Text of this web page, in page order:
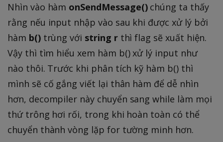
Nhìn vào hàm onSendMessage()chúng ta thấy
rằng nếu input nhập vào sau khi được xử lý bởi
hàm b()trùng với string rthì flag sẽ xuất hiện.
Vậy thì tìm hiểu xem hàm b() xử lý input như
nào thôi. Trước khi phân tích kỹ hàm b() thì
mình sẽ cố gắng viết lại thân hàm để dễ nhìn
hơn, decompiler này chuyển sang while làm mọi
thứ trông hơi rối, trong khi hoàn toàn có thể
chuyển thành vòng lặp for tường minh hơn.